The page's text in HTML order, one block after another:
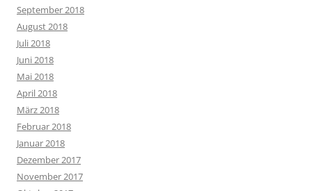
September 2018
August 2018
Juli 2018
Juni 2018
Mai 2018
April 2018
März 2018
Februar 2018
Januar 2018
Dezember 2017
November 2017